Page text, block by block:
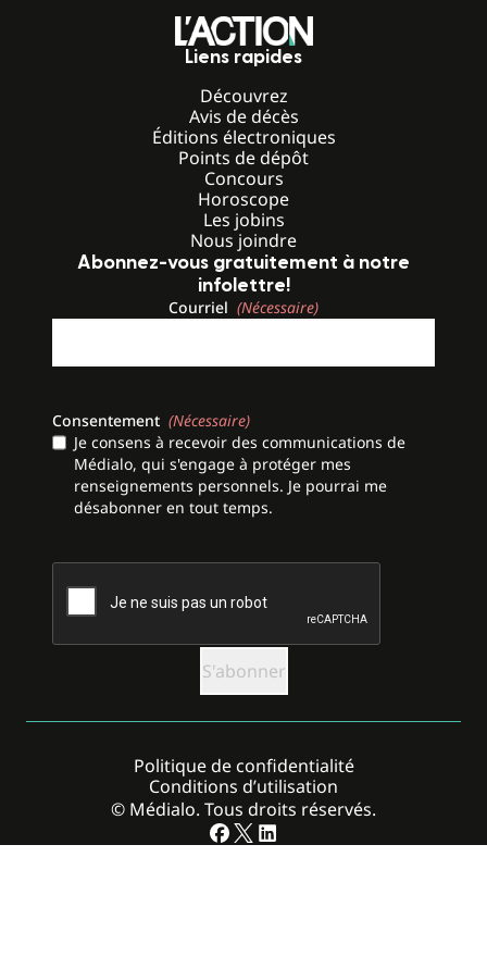
Liens rapides
Découvrez
Avis de décès
Éditions électroniques
Points de dépôt
Concours
Horoscope
Les jobins
Nous joindre
Abonnez-vous gratuitement à notre
infolettre!
Courriel (Nécessaire)
Consentement (Nécessaire)
Je consens à recevoir des communications de
Médialo, qui s'engage à protéger mes
renseignements personnels. Je pourrai me
désabonner en tout temps.
© Médialo. Tous droits réservés.
Politique de confidentialité
Conditions d’utilisation